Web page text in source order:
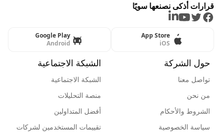
قرارات أذكى نصنعها سويًا
Facebook
Twitter
Youtube
LinkedIn
App Store
iOS
Google Play
Android
حول الشركة
تواصل معنا
من نحن
الشروط والأحكام
سياسة الخصوصية
الشبكة الاجتماعية
الشبكة الاجتماعية
منصة التحليلات
أفضل المتداولين
تقييمات المستخدمين لشركات